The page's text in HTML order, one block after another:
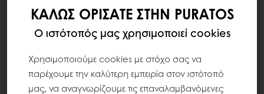
ΛΟΓΑΡΙΑΣΜΌ ΜΟΥ ΣΤΟ MYPURATOS,
ΑΛΛΆ ΔΕΝ ΒΛΈΠΩ ΤΑ ΣΥΝΗΘΙΣΜΈΝΑ
ΠΡΟΪΌΝΤΑ ΜΟΥ
Εάν είστε ήδη πελάτης (έχετε έναν έγκυρο
αριθμό πελάτη): δοκιμάστε να αποσυνδεθείτε
και στη συνέχεια να συνδεθείτε ξανά στον
ΚΑΛΏΣ ΟΡΊΣΑΤΕ ΣΤΗΝ PURATOS
Ο ιστότοπός μας χρησιμοποιεί cookies
Χρησιμοποιούμε cookies με στόχο σας να
παρέχουμε την καλύτερη εμπειρία στον ιστότοπό
μας, να αναγνωρίζουμε τις επαναλαμβανόμενες